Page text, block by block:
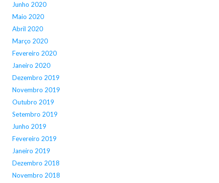
Junho 2020
Maio 2020
Abril 2020
Março 2020
Fevereiro 2020
Janeiro 2020
Dezembro 2019
Novembro 2019
Outubro 2019
Setembro 2019
Junho 2019
Fevereiro 2019
Janeiro 2019
Dezembro 2018
Novembro 2018